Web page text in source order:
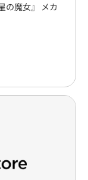
の魔女』 メカ